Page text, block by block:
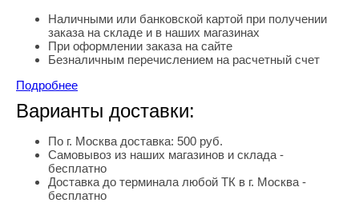
Наличными или банковской картой при получении
заказа на складе и в наших магазинах
При оформлении заказа на сайте
Безналичным перечислением на расчетный счет
Подробнее
Варианты доставки:
По г. Москва доставка: 500 руб.
Самовывоз из наших магазинов и склада -
бесплатно
Доставка до терминала любой ТК в г. Москва -
бесплатно